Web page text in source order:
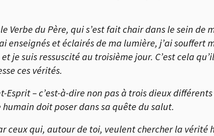
Verbe du Père, qui s’est fait chair dans le sein de
enseignés et éclairés de ma lumière, j’ai souffert
je suis ressuscité au troisième jour. C’est cela
ces vérités.
Esprit – c’est-à-dire non pas à trois dieux
doit poser dans sa quête du salut.
ceux qui, autour de toi, veulent chercher la vérité